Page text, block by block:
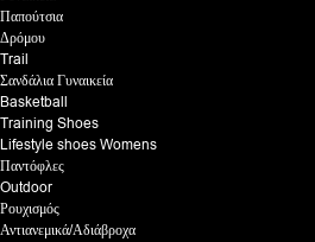
Παπούτσια
Δρόμου
Trail
Σανδάλια Γυναικεία
Basketball
Training Shoes
Lifestyle shoes Womens
Παντόφλες
Outdoor
Ρουχισμός
Αντιανεμικά/Αδιάβροχα